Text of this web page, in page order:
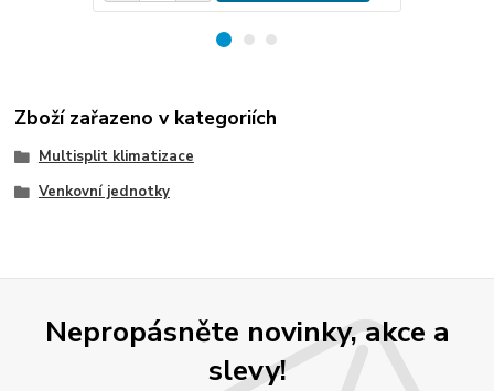
Zboží zařazeno v kategoriích
Multisplit klimatizace
Venkovní jednotky
Nepropásněte novinky, akce a
slevy!